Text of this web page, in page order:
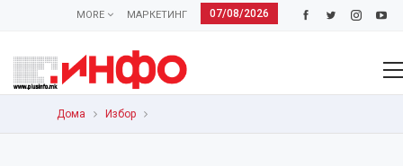
07/08/2026
МАРКЕТИНГ
MORE
Дома Избор